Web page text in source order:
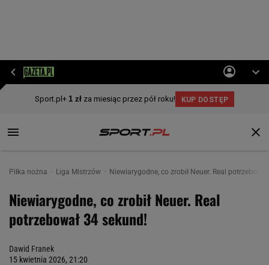
Piłka nożna Liga Mistrzów Niewiarygodne, co zrobił Neuer. Real
Niewiarygodne, co zrobił Neuer. Real
potrzebował 34 sekund!
Dawid Franek
15 kwietnia 2026, 21:20